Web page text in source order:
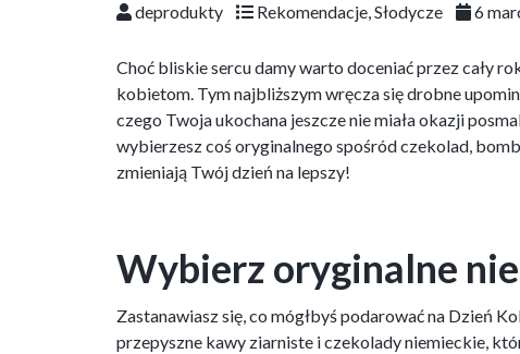
deprodukty Rekomendacje,Słodycze 6
Choć bliskie sercu damy warto doceniać przez cały
kobietom. Tym najbliższym wręcza się drobne
czego Twoja ukochana jeszcze nie miała okazji
wybierzesz coś oryginalnego spośród czekolad,
zmieniają Twój dzień na lepszy!
Wybierz oryginalne
Zastanawiasz się, co mógłbyś podarować na Dzień
przepyszne kawy ziarniste i czekolady niemieckie,